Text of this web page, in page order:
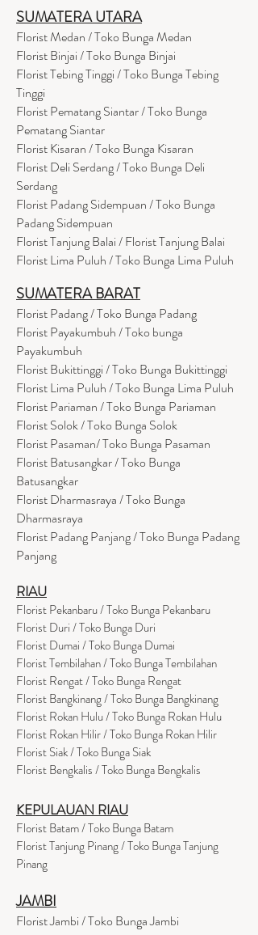
SUMATERA UTARA
Florist Medan / Toko Bunga Medan
Florist Binjai / Toko Bunga Binjai
Florist Tebing Tinggi / Toko Bunga Tebing
Tinggi
Florist Pematang Siantar / Toko Bunga
Pematang Siantar
Florist Kisaran / Toko Bunga Kisaran
Florist Deli Serdang / Toko Bunga Deli
Serdang
Florist Padang Sidempuan / Toko Bunga
Padang Sidempuan
Florist Tanjung Balai / Florist Tanjung Balai
Florist Lima Puluh / Toko Bunga Lima Puluh
SUMATERA BARAT
Florist Padang / Toko Bunga Padang
Florist Payakumbuh / Toko bunga
Payakumbuh
Florist Bukittinggi / Toko Bunga Bukittinggi
Florist Lima Puluh / Toko Bunga Lima Puluh
Florist Pariaman / Toko Bunga Pariaman
Florist Solok / Toko Bunga Solok
Florist Pasaman/ Toko Bunga Pasaman
Florist Batusangkar / Toko Bunga
Batusangkar
Florist Dharmasraya / Toko Bunga
Dharmasraya
Florist Padang Panjang / Toko Bunga Padang
Panjang
RIAU
Florist Pekanbaru / Toko Bunga Pekanbaru
Florist Duri / Toko Bunga Duri
Florist Dumai / Toko Bunga Dumai
Florist Tembilahan / Toko Bunga Tembilahan
Florist Rengat / Toko Bunga Rengat
Florist Bangkinang / Toko Bunga Bangkinang
Florist Rokan Hulu / Toko Bunga Rokan Hulu
Florist Rokan Hilir / Toko Bunga Rokan Hilir
Florist Siak / Toko Bunga Siak
Florist Bengkalis / Toko Bunga Bengkalis
KEPULAUAN RIAU
Florist Batam / Toko Bunga Batam
Florist Tanjung Pinang / Toko Bunga Tanjung
Pinang
JAMBI
Florist Jambi / Toko Bunga Jambi